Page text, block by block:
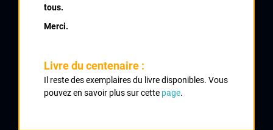
QUELQUES COUREURS DE LA
MÊME GÉNÉRATION
tous.
Merci.
Livre du centenaire :
Il reste des exemplaires du livre disponibles. Vous
pouvez en savoir plus sur cette page.